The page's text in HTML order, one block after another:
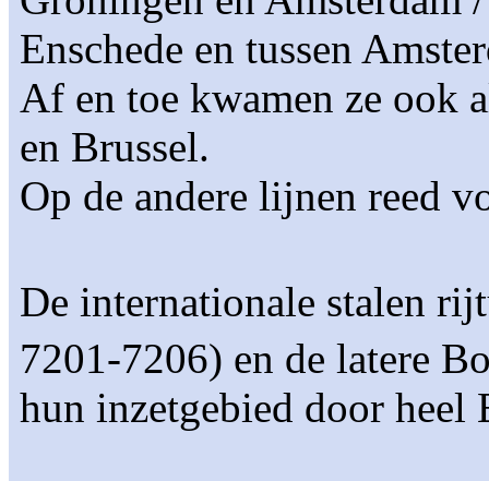
Enschede en tussen
Af en toe kwamen ze ook
en Brussel.
Op de andere lijnen reed
De internationale stalen
7201-7206) en de latere
hun inzetgebied door heel